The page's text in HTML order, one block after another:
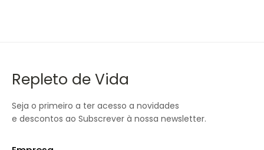
Repleto de Vida
Seja o primeiro a ter acesso a novidades
e descontos ao Subscrever à nossa newsletter.